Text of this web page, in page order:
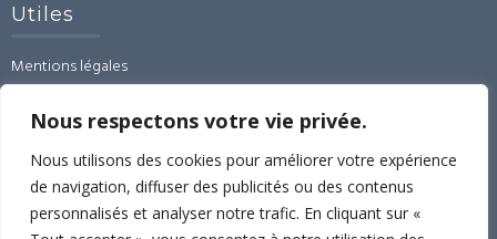
Nous respectons votre vie privée.
Nous utilisons des cookies pour améliorer votre expérience
de navigation, diffuser des publicités ou des contenus
personnalisés et analyser notre trafic. En cliquant sur «
Utiles
Mentions légales
CGU-CGV-RGPD
Contact
Espace formations